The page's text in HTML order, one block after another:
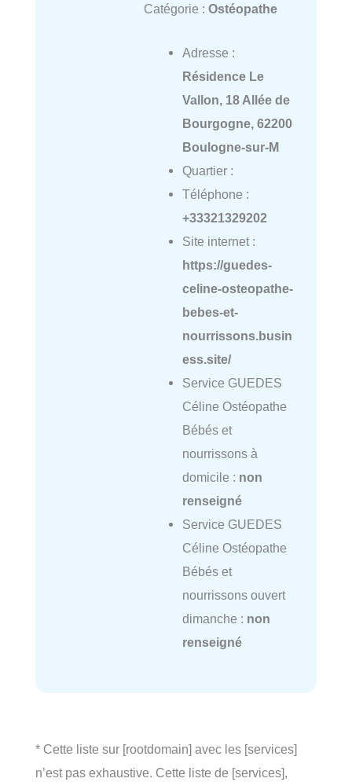
Catégorie : Ostéopathe
Adresse :
Résidence Le
Vallon, 18 Allée de
Bourgogne, 62200
Boulogne-sur-M
Quartier :
Téléphone :
+33321329202
Site internet :
https://guedes-
celine-osteopathe-
bebes-et-
nourrissons.busin
ess.site/
Service GUEDES
Céline Ostéopathe
Bébés et
nourrissons à
domicile : non
renseigné
Service GUEDES
Céline Ostéopathe
Bébés et
nourrissons ouvert
dimanche : non
renseigné
* Cette liste sur [rootdomain] avec les [services]
n’est pas exhaustive. Cette liste de [services],